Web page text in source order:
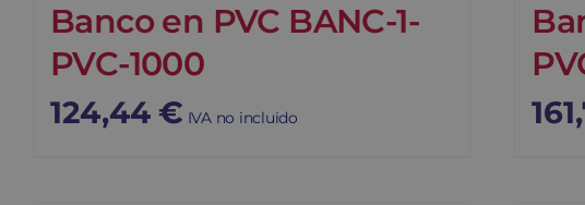
Banco en PVC BANC-1-
PVC-1000
124,44 € IVA no incluido